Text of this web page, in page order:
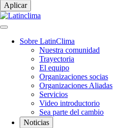
Navegación
Sobre LatinClima
Nuestra comunidad
Trayectoria
El equipo
Organizaciones socias
Organizaciones Aliadas
Servicios
Video introductorio
Sea parte del cambio
Noticias